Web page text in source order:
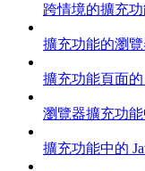
跨情境的擴充功
擴充功能的瀏覽
擴充功能頁面
瀏覽器擴充功能
擴充功能中的